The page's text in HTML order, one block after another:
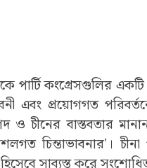
পার্টি কংগ্রেসগুলির
এবং প্রয়োগগত
ও চীনের বাস্তবতার
চিন্তাভাবনার'।